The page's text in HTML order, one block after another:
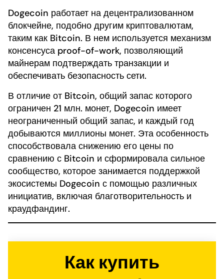
Dogecoin работает на децентрализованном
блокчейне, подобно другим криптовалютам,
таким как Bitcoin. В нем используется механизм
консенсуса proof-of-work, позволяющий
майнерам подтверждать транзакции и
обеспечивать безопасность сети.
В отличие от Bitcoin, общий запас которого
ограничен 21 млн. монет, Dogecoin имеет
неограниченный общий запас, и каждый год
добываются миллионы монет. Эта особенность
способствовала снижению его цены по
сравнению с Bitcoin и сформировала сильное
сообщество, которое занимается поддержкой
экосистемы Dogecoin с помощью различных
инициатив, включая благотворительность и
краудфандинг.
Как купить